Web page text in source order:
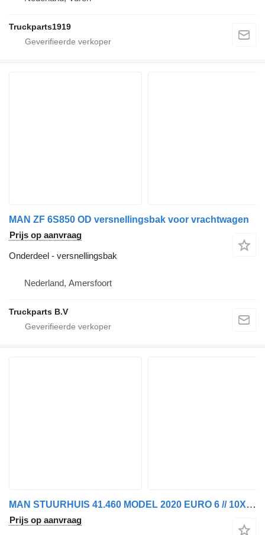
Truckparts1919
MAN ZF 6S850 OD versnellingsbak voor vrachtwagen
Prijs op aanvraag
Onderdeel - versnellingsbak
Nederland, Amersfoort
Truckparts B.V
MAN STUURHUIS 41.460 MODEL 2020 EURO 6 // 10X4 81.46200-6600 voor vrachtwagen
Prijs op aanvraag